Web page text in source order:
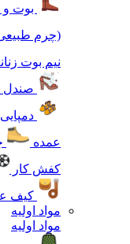
بوت و
(چرم
نیم بوت
صندل
عمده
کفش کار
کیف
مواد اولیه
مواد اولیه